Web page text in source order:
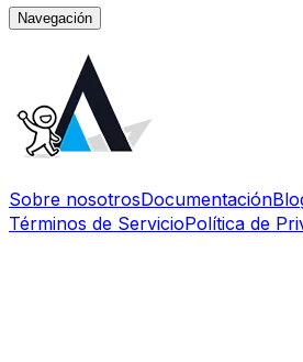
Navegación
Sobre nosotrosDocumentación
Términos de ServicioPolítica de